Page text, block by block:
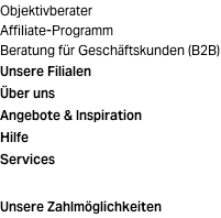
Objektivberater
Affiliate-Programm
Beratung für Geschäftskunden (B2B)
Unsere Filialen
Über uns
Angebote & Inspiration
Hilfe
Services
Unsere Zahlmöglichkeiten